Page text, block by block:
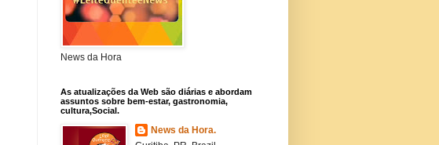
News da Hora
As atualizações da Web são diárias e abordam
assuntos sobre bem-estar, gastronomia,
cultura,Social.
News da Hora.